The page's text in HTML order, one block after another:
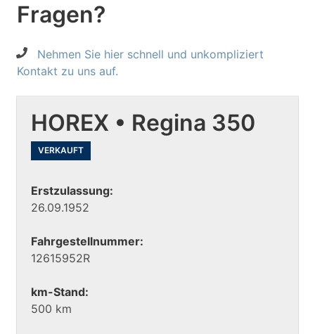
Fragen?
Nehmen Sie hier schnell und unkompliziert
Kontakt zu uns auf.
HOREX • Regina 350
VERKAUFT
Erstzulassung:
26.09.1952
Fahrgestellnummer:
12615952R
km-Stand:
500 km